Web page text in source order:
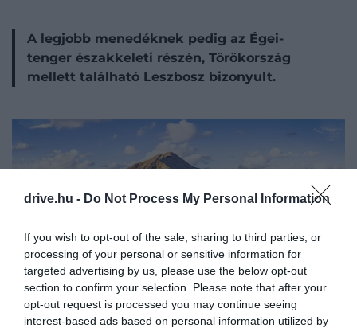
drive.hu - Do Not Process My Personal Information
If you wish to opt-out of the sale, sharing to third parties, or
processing of your personal or sensitive information for
targeted advertising by us, please use the below opt-out
section to confirm your selection. Please note that after your
opt-out request is processed you may continue seeing
interest-based ads based on personal information utilized by
A legjobb menedéknek pedig az Égei-
tenger északkeleti részén, Törökország
mellett található Leszbosz bizonyult.
Porto Santo, Portugália Fotó: Kuba Puchajda, Shutterstock